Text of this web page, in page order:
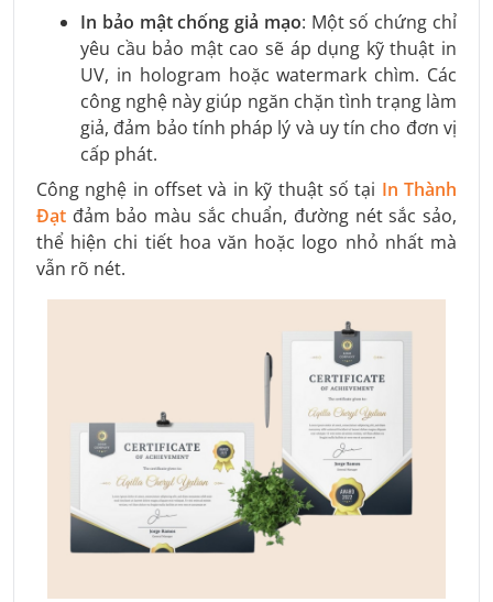
In bảo mật chống giả mạo: Một số chứng chỉ
yêu cầu bảo mật cao sẽ áp dụng kỹ thuật in
UV, in hologram hoặc watermark chìm. Các
công nghệ này giúp ngăn chặn tình trạng làm
giả, đảm bảo tính pháp lý và uy tín cho đơn vị
cấp phát.
Công nghệ in offset và in kỹ thuật số tại In Thành
Đạt đảm bảo màu sắc chuẩn, đường nét sắc sảo,
thể hiện chi tiết hoa văn hoặc logo nhỏ nhất mà
vẫn rõ nét.